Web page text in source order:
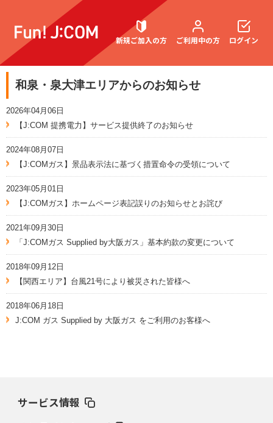
新規ご加入の方 ご利用中の方
お困りごと解決・よくあるご質問
ログイン
和泉・泉大津エリアからのお知らせ
2026年04月06日
【J:COM 提携電力】サービス提供終了のお知らせ
2024年08月07日
【J:COMガス】景品表示法に基づく措置命令の受領について
2023年05月01日
【J:COMガス】ホームページ表記誤りのお知らせとお詫び
2021年09月30日
「J:COMガス Supplied by大阪ガス」基本約款の変更について
2018年09月12日
【関西エリア】台風21号により被災された皆様へ
2018年06月18日
J:COM ガス Supplied by 大阪ガス をご利用のお客様へ
サービス情報